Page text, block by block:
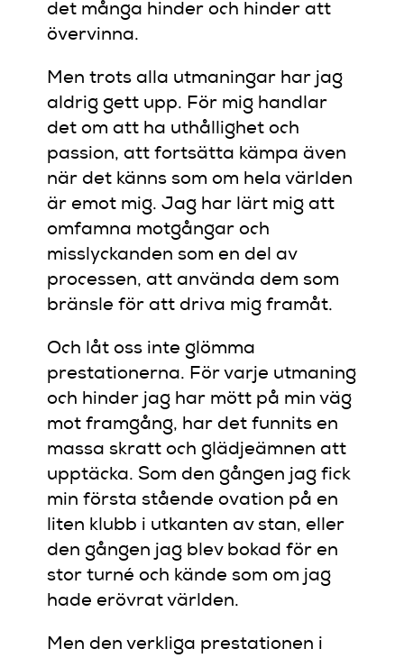
det många hinder och hinder att
övervinna.
Men trots alla utmaningar har jag
aldrig gett upp. För mig handlar
det om att ha uthållighet och
passion, att fortsätta kämpa även
när det känns som om hela världen
är emot mig. Jag har lärt mig att
omfamna motgångar och
misslyckanden som en del av
processen, att använda dem som
bränsle för att driva mig framåt.
Och låt oss inte glömma
prestationerna. För varje utmaning
och hinder jag har mött på min väg
mot framgång, har det funnits en
massa skratt och glädjeämnen att
upptäcka. Som den gången jag fick
min första stående ovation på en
liten klubb i utkanten av stan, eller
den gången jag blev bokad för en
stor turné och kände som om jag
hade erövrat världen.
Men den verkliga prestationen i